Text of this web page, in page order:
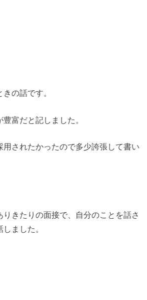
の話です。
富だと記しました。
されたかったので多少誇張して書い
きたりの面接で、自分のことを話さ
ました。